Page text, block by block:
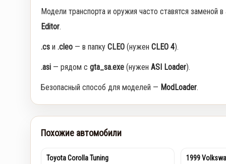
Модели транспорта и оружия часто ставятся заменой
Editor.
.cs и .cleo — в папку CLEO (нужен CLEO 4).
.asi — рядом с gta_sa.exe (нужен ASI Loader).
Безопасный способ для моделей — ModLoader.
Похожие автомобили
Toyota Corolla Tuning 1999